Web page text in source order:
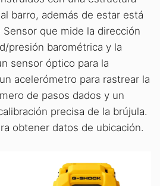
barro, además de estar está
que mide la dirección
presión barométrica y la
sensor óptico para la
acelerómetro para rastrear la
de pasos dados y un
precisa de la brújula.
obtener datos de ubicación.